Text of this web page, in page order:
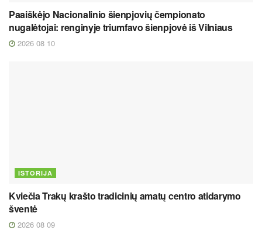
Paaiškėjo Nacionalinio šienpjovių čempionato
nugalėtojai: renginyje triumfavo šienpjovė iš Vilniaus
2026 08 10
ISTORIJA
Kviečia Trakų krašto tradicinių amatų centro atidarymo
šventė
2026 08 09